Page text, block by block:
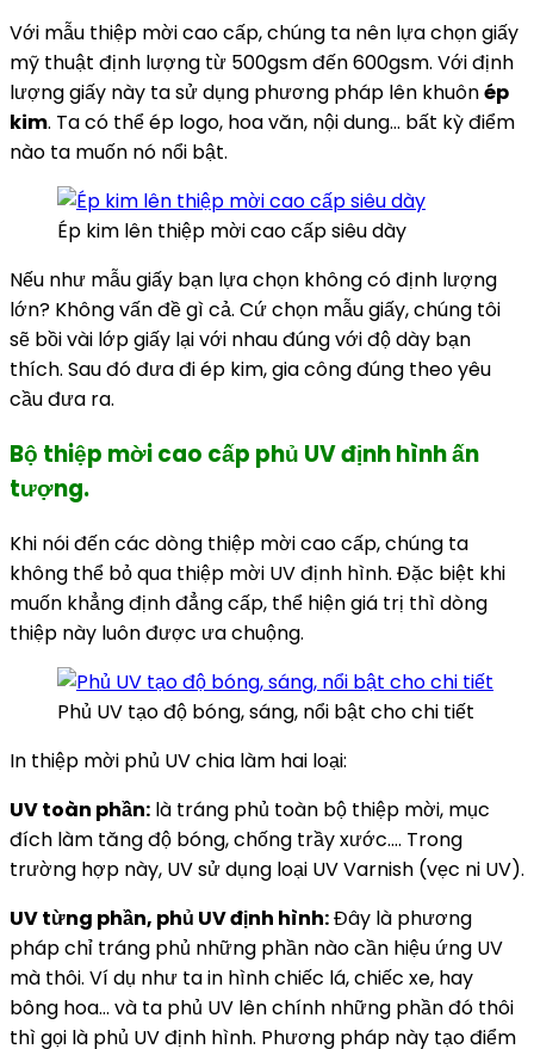
Với mẫu thiệp mời cao cấp, chúng ta nên lựa chọn giấy
mỹ thuật định lượng từ 500gsm đến 600gsm. Với định
lượng giấy này ta sử dụng phương pháp lên khuônép
kim. Ta có thể ép logo, hoa văn, nội dung… bất kỳ điểm
nào ta muốn nó nổi bật.
Ép kim lên thiệp mời cao cấp siêu dày
Nếu như mẫu giấy bạn lựa chọn không có định lượng
lớn? Không vấn đề gì cả. Cứ chọn mẫu giấy, chúng tôi
sẽ bồi vài lớp giấy lại với nhau đúng với độ dày bạn
thích. Sau đó đưa đi ép kim, gia công đúng theo yêu
cầu đưa ra.
Bộ thiệp mời cao cấp phủ UV định hình ấn
tượng.
Khi nói đến các dòng thiệp mời cao cấp, chúng ta
không thể bỏ qua thiệp mời UV định hình. Đặc biệt khi
muốn khẳng định đẳng cấp, thể hiện giá trị thì dòng
thiệp này luôn được ưa chuộng.
Phủ UV tạo độ bóng, sáng, nổi bật cho chi tiết
In thiệp mời phủ UV chia làm hai loại:
UV toàn phần: là tráng phủ toàn bộ thiệp mời, mục
đích làm tăng độ bóng, chống trầy xước…. Trong
trường hợp này, UV sử dụng loại UV Varnish (vẹc ni UV).
UV từng phần, phủ UV định hình:Đây là phương
pháp chỉ tráng phủ những phần nào cần hiệu ứng UV
mà thôi. Ví dụ như ta in hình chiếc lá, chiếc xe, hay
bông hoa… và ta phủ UV lên chính những phần đó thôi
thì gọi là phủ UV định hình. Phương pháp này tạo điểm